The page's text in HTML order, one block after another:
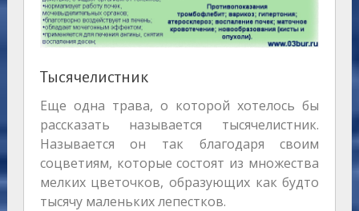
Тысячелистник
Еще одна трава, о которой хотелось бы
рассказать называется тысячелистник.
Называется он так благодаря своим
соцветиям, которые состоят из множества
мелких цветочков, образующих как будто
тысячу маленьких лепестков.